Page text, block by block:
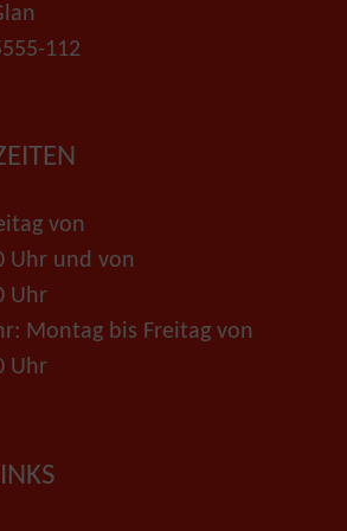
112
von
Uhr und von
Uhr
Montag bis Freitag von
Uhr